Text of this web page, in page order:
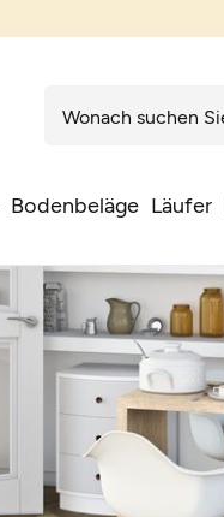
Bodenbeläge Läufer